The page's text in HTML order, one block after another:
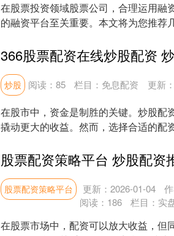
在股票投资领域股票公司，合理运用融
的融资平台至关重要。本文将为您推荐
炒股 更新
阅读： 85 栏目： 免息配资
在股市中，资金是制胜的关键。炒股配
撬动更大的收益。然而，选择合适的配
股票配资策略平台 更新：2026-01-04
阅读： 186 栏目： 实
在股票市场中，配资可以放大收益，但